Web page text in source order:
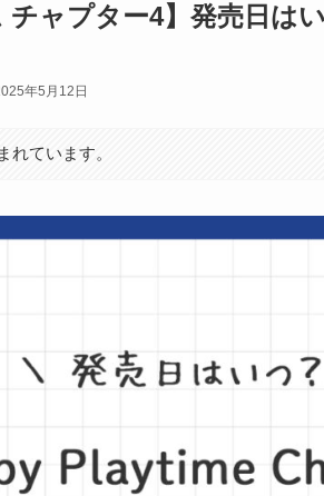
チャプター4】発売日は
年5月12日
れています。